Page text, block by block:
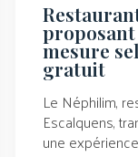
mesure
gratuit
Le Néphilim,
Escalquens,
une